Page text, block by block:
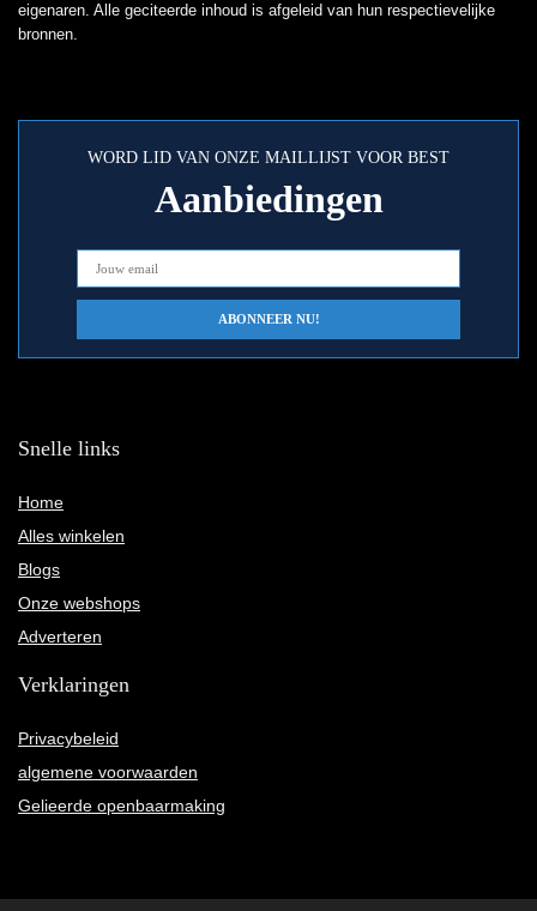
eigenaren. Alle geciteerde inhoud is afgeleid van hun respectievelijke
bronnen.
WORD LID VAN ONZE MAILLIJST VOOR BEST
Aanbiedingen
Snelle links
Home
Alles winkelen
Blogs
Onze webshops
Adverteren
Verklaringen
Privacybeleid
algemene voorwaarden
Gelieerde openbaarmaking